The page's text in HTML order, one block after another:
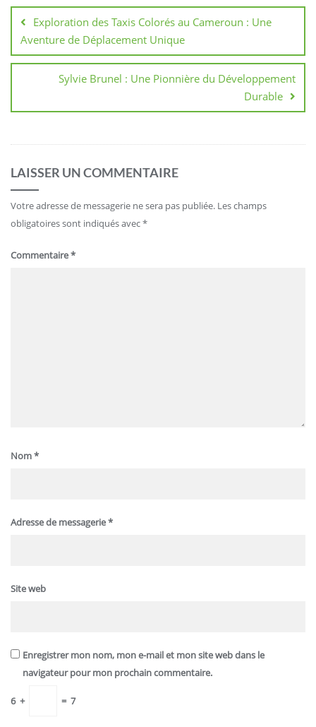
de
l’article
Exploration des Taxis Colorés au Cameroun : Une
Aventure de Déplacement Unique
Sylvie Brunel : Une Pionnière du Développement
Durable
LAISSER UN COMMENTAIRE
Votre adresse de messagerie ne sera pas publiée. Les champs
obligatoires sont indiqués avec*
Commentaire*
Nom*
Adresse de messagerie*
Site web
Enregistrer mon nom, mon e-mail et mon site web dans le
navigateur pour mon prochain commentaire.
6 + = 7